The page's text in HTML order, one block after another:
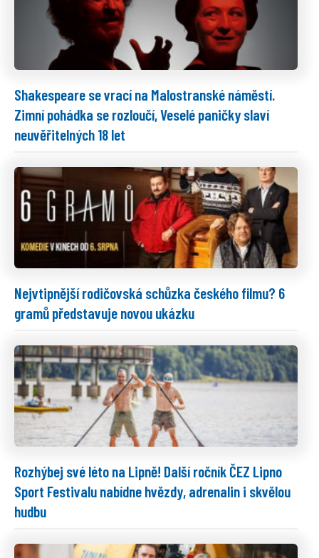
Shakespeare se vrací na Malostranské náměstí.
Zimní pohádka se rozloučí, Veselé paničky slaví
neuvěřitelných 18 let
Nejvtipnější rodičovská schůzka českého filmu? 6
gramů představuje novou ukázku
Rozhýbej své léto na Lipně! Další ročník ČEZ Lipno
Sport Festivalu nabídne hvězdy, adrenalin i skvělou
hudbu